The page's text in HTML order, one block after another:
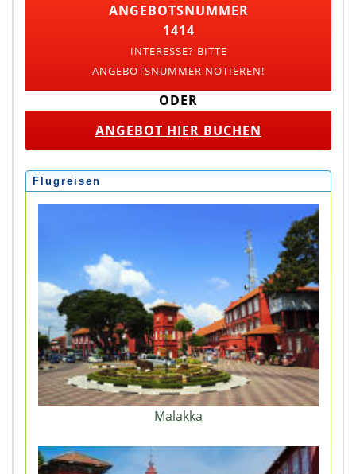
ANGEBOTSNUMMER
1414
INTERESSE? BITTE
ANGEBOTSNUMMER NOTIEREN!
ODER
ANGEBOT HIER BUCHEN
Flugreisen
Malakka